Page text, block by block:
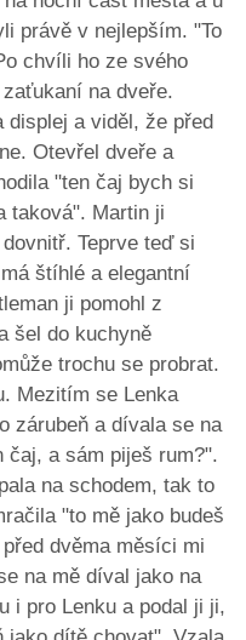
právě v nejlepším. "To
chvíli ho ze svého
na dveře.
displej a viděl, že před
Otevřel dveře a
"ten čaj bych si
taková". Martin ji
Teprve teď si
štíhlé a elegantní
ji pomohl z
šel do kuchyně
trochu se probrat.
Mezitím se Lenka
zárubeň a dívala se na
čaj, a sám piješ rum?".
na schodem, tak to
"to mě jako budeš
dvěma měsíci mi
na mě díval jako na
i pro Lenku a podal ji ji,